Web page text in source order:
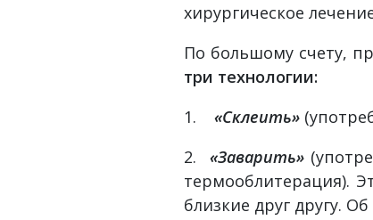
хирургическое
По большому счету,
три технологии:
1. «Склеить»
2. «Заварить»
термооблитерация).
близкие друг другу.